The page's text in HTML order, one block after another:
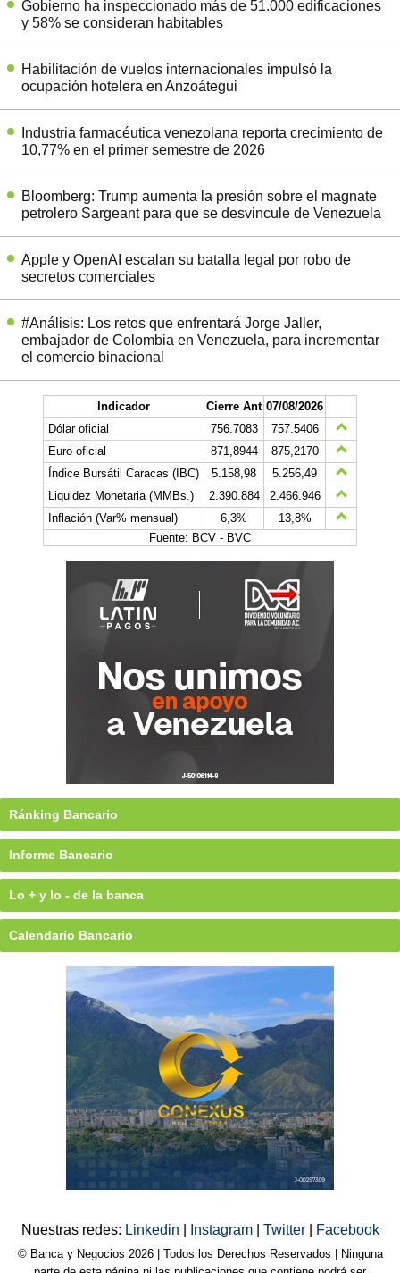
Gobierno ha inspeccionado más de 51.000 edificaciones
y 58% se consideran habitables
Habilitación de vuelos internacionales impulsó la
ocupación hotelera en Anzoátegui
Industria farmacéutica venezolana reporta crecimiento de
10,77% en el primer semestre de 2026
Bloomberg: Trump aumenta la presión sobre el magnate
petrolero Sargeant para que se desvincule de Venezuela
Apple y OpenAI escalan su batalla legal por robo de
secretos comerciales
#Análisis: Los retos que enfrentará Jorge Jaller,
embajador de Colombia en Venezuela, para incrementar
el comercio binacional
Indicador Cierre Ant 07/08/2026
Dólar oficial
756.7083
757.5406
Euro oficial
871,8944
875,2170
Índice Bursátil Caracas (IBC)
5.158,98
5.256,49
Liquidez Monetaria (MMBs.)
2.390.884
2.466.946
Inflación (Var% mensual)
6,3%
13,8%
Fuente: BCV - BVC
Ránking Bancario
Informe Bancario
Lo + y lo - de la banca
Calendario Bancario
Nuestras redes: Linkedin Instagram Twitter Facebook
© Banca y Negocios 2026 | Todos los Derechos Reservados | Ninguna